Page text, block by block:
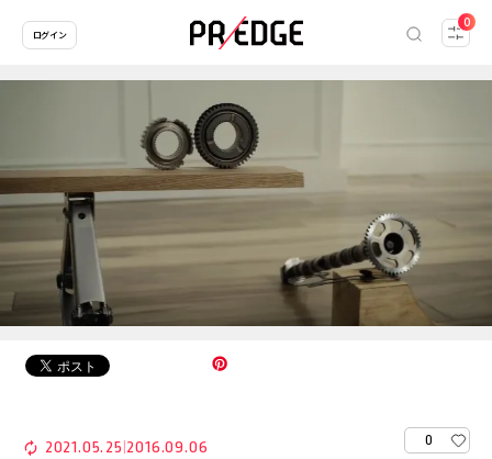
0
ログイン
2021.05.25 2016.09.06 0